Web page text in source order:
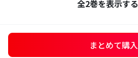
全2巻を表示する
まとめて購入